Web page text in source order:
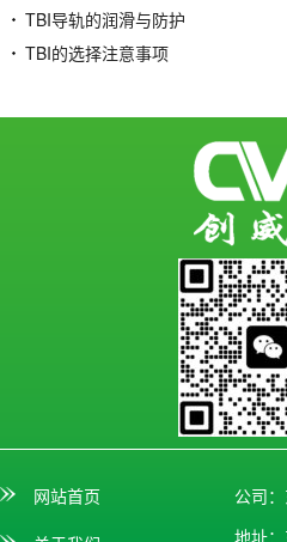
TBI导轨的润滑与防护
TBI的选择注意事项
网站首页
公司
地址